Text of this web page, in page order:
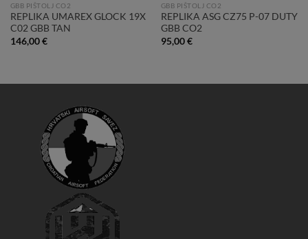
GBB PIŠTOLJ CO2
REPLIKA UMAREX GLOCK 19X
C02 GBB TAN
146,00€
GBB PIŠTOLJ CO2
REPLIKA ASG CZ75 P-07 DUTY
GBB CO2
95,00€